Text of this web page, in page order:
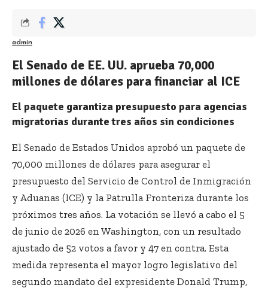
admin
El Senado de EE. UU. aprueba 70,000
millones de dólares para financiar al ICE
El paquete garantiza presupuesto para agencias
migratorias durante tres años sin condiciones
El Senado de Estados Unidos aprobó un paquete de
70,000 millones de dólares para asegurar el
presupuesto del Servicio de Control de Inmigración
y Aduanas (ICE) y la Patrulla Fronteriza durante los
próximos tres años. La votación se llevó a cabo el 5
de junio de 2026 en Washington, con un resultado
ajustado de 52 votos a favor y 47 en contra. Esta
medida representa el mayor logro legislativo del
segundo mandato del expresidente Donald Trump,